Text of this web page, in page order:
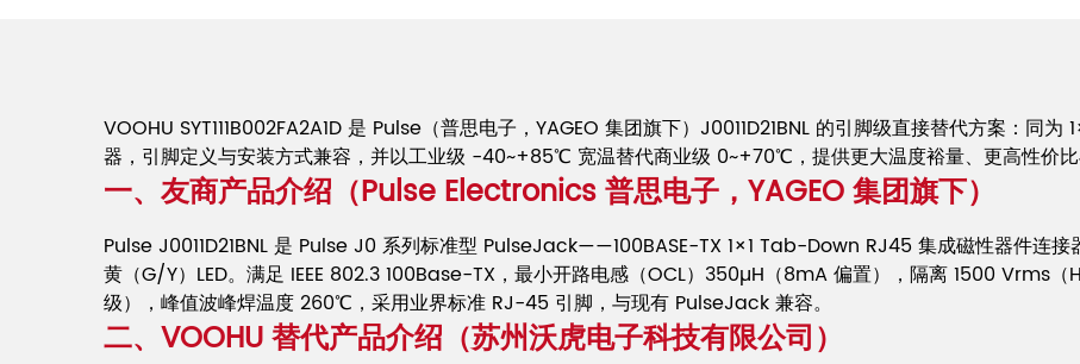
VOOHU SYT111B002FA2A1D 是 Pulse（普思电子，YAGEO 集团旗下）J0011D21BNL 的引脚级直接替代方案：
器，引脚定义与安装方式兼容，并以工业级 -40~+85℃ 宽温替代商业级 0~+70℃，提供更大温度裕量、更高性价比
一、友商产品介绍（Pulse Electronics 普思电子，YAGEO 集团旗下）
Pulse J0011D21BNL 是 Pulse J0 系列标准型 PulseJack——100BASE-TX 1×1 Tab-Down RJ45 集成磁性器件连
黄（G/Y）LED。满足 IEEE 802.3 100Base-TX，最小开路电感（OCL）350µH（8mA 偏置），隔离 1500 Vrms
级），峰值波峰焊温度 260℃，采用业界标准 RJ-45 引脚，与现有 PulseJack 兼容。
二、VOOHU 替代产品介绍（苏州沃虎电子科技有限公司）